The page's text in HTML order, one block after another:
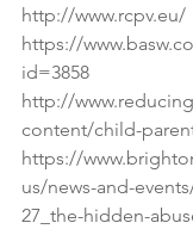
http://www.rcpv.eu/
https://
id=3858
http://
content/child-
https://
us/news-and-
27_the-hidden-